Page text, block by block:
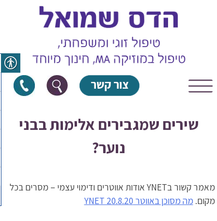
שירים שמגבירים אלימות בבני
נוער?
מאמר קשור בYNET אודות אווטרים ודימוי עצמי – מסרים בכל
מקום. מה מסוכן באווטר YNET 20.8.20